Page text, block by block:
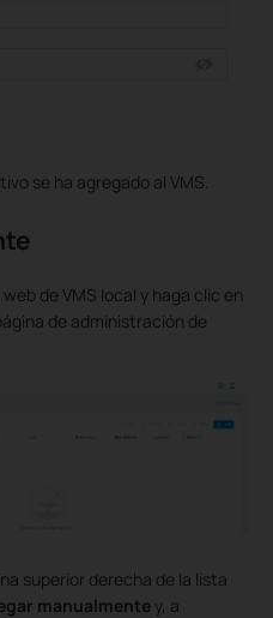
se ha agregado al VMS.
de VMS local y haga clic en
de administración de
superior derecha de la lista
manualmente y, a